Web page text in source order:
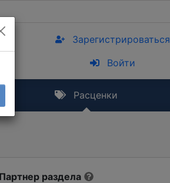
Зарегистрироваться
Войти
Расценки
Партнер раздела